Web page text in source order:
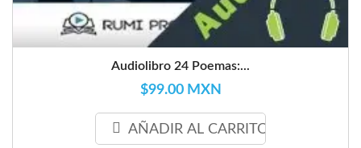
Audiolibro 24 Poemas:...
$99.00 MXN
AÑADIR AL CARRITO